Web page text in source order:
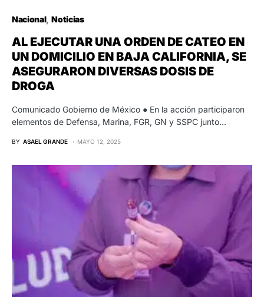
Nacional Noticias
AL EJECUTAR UNA ORDEN DE CATEO EN
UN DOMICILIO EN BAJA CALIFORNIA, SE
ASEGURARON DIVERSAS DOSIS DE
DROGA
Comunicado Gobierno de México ● En la acción participaron
elementos de Defensa, Marina, FGR, GN y SSPC junto…
BY ASAEL GRANDE MAYO 12, 2025